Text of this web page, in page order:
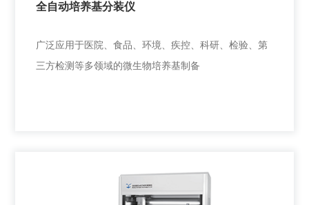
全自动培养基分装仪
广泛应用于医院、食品、环境、疾控、科研、检验、第
三方检测等多领域的微生物培养基制备